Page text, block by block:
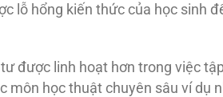
lỗ hổng kiến thức của học sinh
được linh hoạt hơn trong việc
môn học thuật chuyên sâu ví dụ